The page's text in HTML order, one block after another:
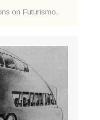
on Futurismo.